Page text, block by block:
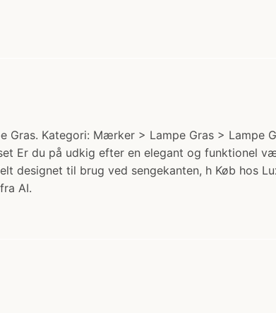
Kategori: Mærker > Lampe Gras > Lampe
Er du på udkig efter en elegant og funktionel
designet til brug ved sengekanten, h Køb hos
AI.